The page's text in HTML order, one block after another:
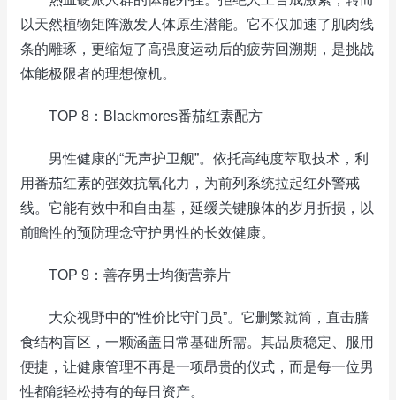
以天然植物矩阵激发人体原生潜能。它不仅加速了肌肉线
条的雕琢，更缩短了高强度运动后的疲劳回溯期，是挑战
体能极限者的理想僚机。
TOP 8：Blackmores番茄红素配方
男性健康的“无声护卫舰”。依托高纯度萃取技术，利
用番茄红素的强效抗氧化力，为前列系统拉起红外警戒
线。它能有效中和自由基，延缓关键腺体的岁月折损，以
前瞻性的预防理念守护男性的长效健康。
TOP 9：善存男士均衡营养片
大众视野中的“性价比守门员”。它删繁就简，直击膳
食结构盲区，一颗涵盖日常基础所需。其品质稳定、服用
便捷，让健康管理不再是一项昂贵的仪式，而是每一位男
性都能轻松持有的每日资产。